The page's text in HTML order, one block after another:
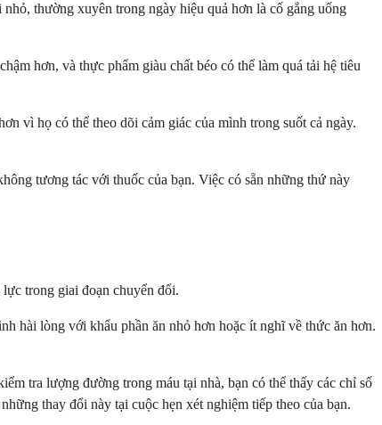
thường xuyên trong ngày hiệu quả hơn là cố gắng uống
hơn, và thực phẩm giàu chất béo có thể làm quá tải hệ tiêu
vì họ có thể theo dõi cảm giác của mình trong suốt cả ngày.
tương tác với thuốc của bạn. Việc có sẵn những thứ này
trong giai đoạn chuyển đổi.
hài lòng với khẩu phần ăn nhỏ hơn hoặc ít nghĩ về thức ăn hơn.
tra lượng đường trong máu tại nhà, bạn có thể thấy các chỉ số
thay đổi này tại cuộc hẹn xét nghiệm tiếp theo của bạn.